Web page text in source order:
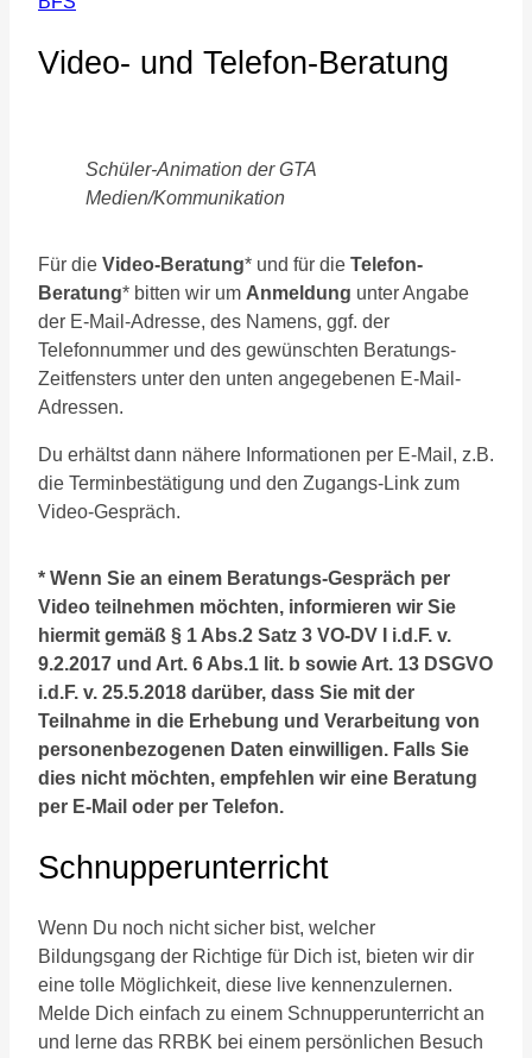
Video- und Telefon-Beratung
Schüler-Animation der GTA
Medien/Kommunikation
Für die Video-Beratung* und für die Telefon-
Beratung* bitten wir um Anmeldung unter Angabe
der E-Mail-Adresse, des Namens, ggf. der
Telefonnummer und des gewünschten Beratungs-
Zeitfensters unter den unten angegebenen E-Mail-
Adressen.
Du erhältst dann nähere Informationen per E-Mail, z.B.
die Terminbestätigung und den Zugangs-Link zum
Video-Gespräch.
* Wenn Sie an einem Beratungs-Gespräch per
Video teilnehmen möchten, informieren wir Sie
hiermit gemäß § 1 Abs.2 Satz 3 VO-DV I i.d.F. v.
9.2.2017 und Art. 6 Abs.1 lit. b sowie Art. 13 DSGVO
i.d.F. v. 25.5.2018 darüber, dass Sie mit der
Teilnahme in die Erhebung und Verarbeitung von
personenbezogenen Daten einwilligen. Falls Sie
dies nicht möchten, empfehlen wir eine Beratung
per E-Mail oder per Telefon.
Schnupperunterricht
Wenn Du noch nicht sicher bist, welcher
Bildungsgang der Richtige für Dich ist, bieten wir dir
eine tolle Möglichkeit, diese live kennenzulernen.
Melde Dich einfach zu einem Schnupperunterricht an
und lerne das RRBK bei einem persönlichen Besuch